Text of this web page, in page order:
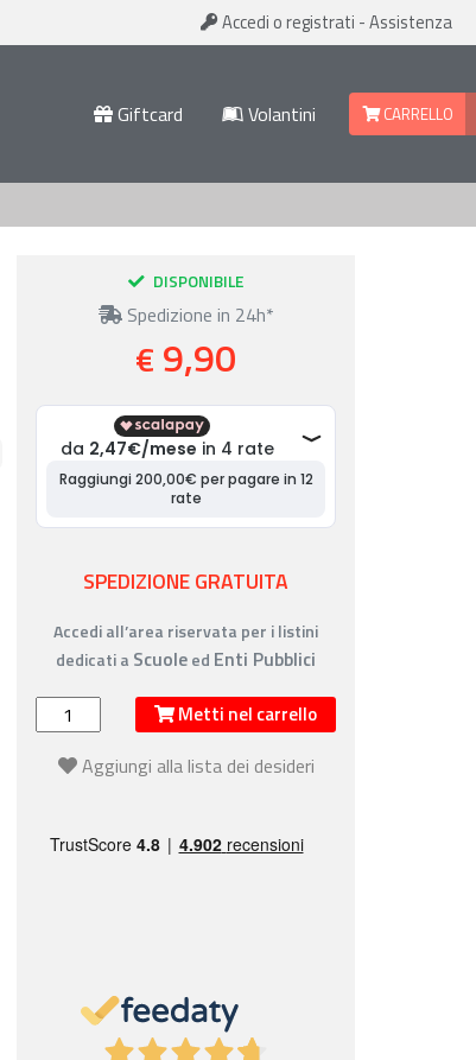
Accedi o registrati -Assistenza
Giftcard Volantini CARRELLO
DISPONIBILE
Spedizione in 24h*
€ 9,90
SPEDIZIONE GRATUITA
Accedi all’area riservata per i listini
dedicati a Scuoleed Enti Pubblici
Metti nel carrello
Aggiungi alla lista dei desideri